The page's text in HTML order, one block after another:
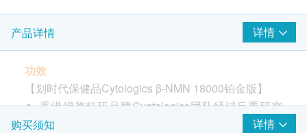
产品详情 详情
功效
【划时代保健品Cytologics β-NMN 18000铂金版】
香港得奖科研品牌Cygtologics团队经过反覆研究
成果
购买须知 详情